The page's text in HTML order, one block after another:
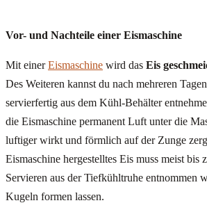
Vor- und Nachteile einer Eismaschine
Mit einerEismaschine wird das Eis
Des Weiteren kannst du nach mehreren
servierfertig aus dem Kühl-Behälter
die Eismaschine permanent Luft unter die
luftiger wirkt und förmlich auf der Zunge
Eismaschine hergestelltes Eis muss meist bis
Servieren aus der Tiefkühltruhe entnommen
Kugeln formen lassen.